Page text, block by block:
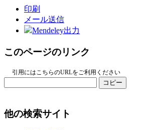
印刷
メール送信
Mendeley出力
このページのリンク
引用にはこちらのURLをご利用ください
コピー
他の検索サイト